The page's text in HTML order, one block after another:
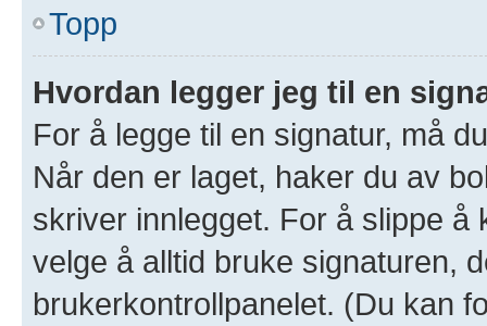
Topp
Hvordan legger jeg til en
For å legge til en signatur, må
Når den er laget, haker du av
skriver innlegget. For å slippe
velge å alltid bruke signaturen,
brukerkontrollpanelet. (Du kan